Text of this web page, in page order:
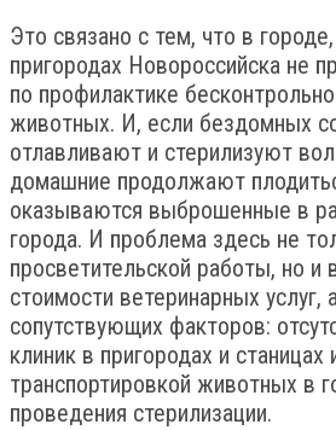
Это связано с тем, что в
пригородах Новороссийска не
по профилактике
животных. И, если бездомных
отлавливают и стерилизуют
домашние продолжают
оказываются выброшенные в
города. И проблема здесь не
просветительской работы, но и
стоимости ветеринарных услуг,
сопутствующих факторов:
клиник в пригородах и станицах
транспортировкой животных в
проведения стерилизации.